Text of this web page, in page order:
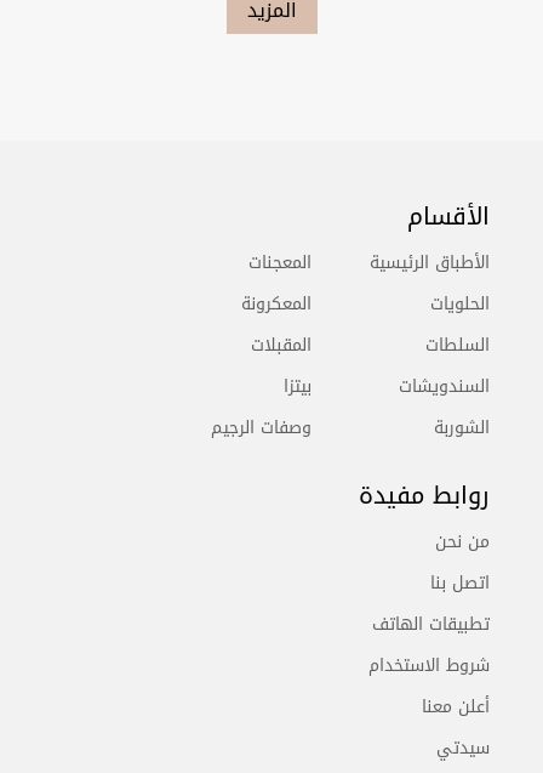
المزيد
الأقسام
الأطباق الرئيسية
الحلويات
السلطات
السندويشات
الشوربة
المعجنات
المعكرونة
المقبلات
بيتزا
وصفات الرجيم
روابط مفيدة
من نحن
اتصل بنا
تطبيقات الهاتف
شروط الاستخدام
أعلن معنا
سيدتي